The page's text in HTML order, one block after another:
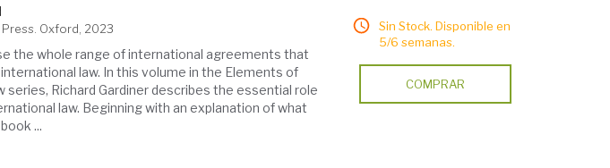
Oxford, 2023
the whole range of international agreements that
law. In this volume in the Elements of
series, Richard Gardiner describes the essential role
law. Beginning with an explanation of what
...
Sin Stock. Disponible en
5/6 semanas.
COMPRAR